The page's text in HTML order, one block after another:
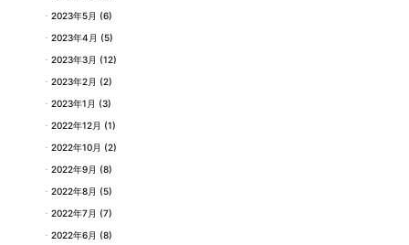
2023年5月 (6)
2023年4月 (5)
2023年3月 (12)
2023年2月 (2)
2023年1月 (3)
2022年12月 (1)
2022年10月 (2)
2022年9月 (8)
2022年8月 (5)
2022年7月 (7)
2022年6月 (8)